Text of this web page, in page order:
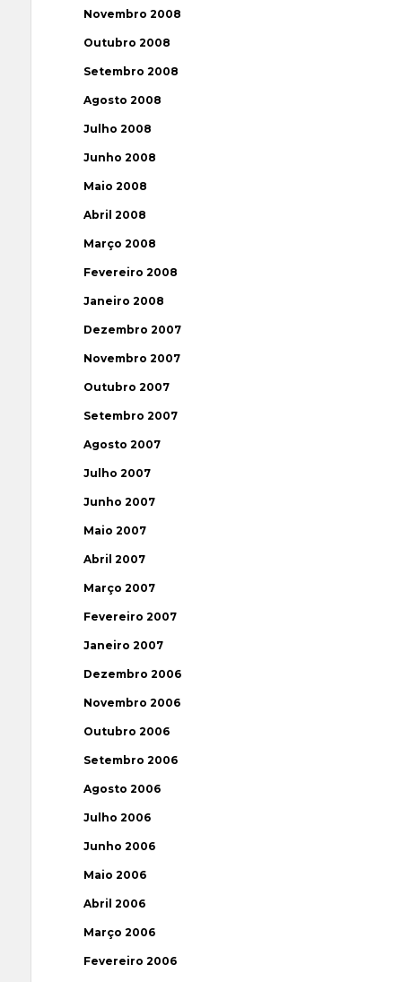
Novembro 2008
Outubro 2008
Setembro 2008
Agosto 2008
Julho 2008
Junho 2008
Maio 2008
Abril 2008
Março 2008
Fevereiro 2008
Janeiro 2008
Dezembro 2007
Novembro 2007
Outubro 2007
Setembro 2007
Agosto 2007
Julho 2007
Junho 2007
Maio 2007
Abril 2007
Março 2007
Fevereiro 2007
Janeiro 2007
Dezembro 2006
Novembro 2006
Outubro 2006
Setembro 2006
Agosto 2006
Julho 2006
Junho 2006
Maio 2006
Abril 2006
Março 2006
Fevereiro 2006